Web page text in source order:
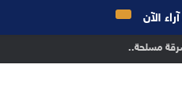
مسلحة..
الآن